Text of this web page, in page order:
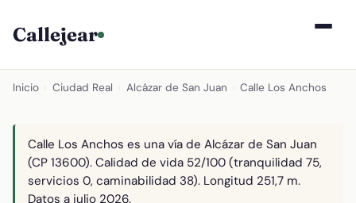
Callejear
Inicio Ciudad Real Alcázar de San Juan Calle Los Anchos
Calle Los Anchos es una vía de Alcázar de San Juan
(CP 13600). Calidad de vida 52/100 (tranquilidad 75,
servicios 0, caminabilidad 38). Longitud 251,7 m.
Datos a julio 2026.